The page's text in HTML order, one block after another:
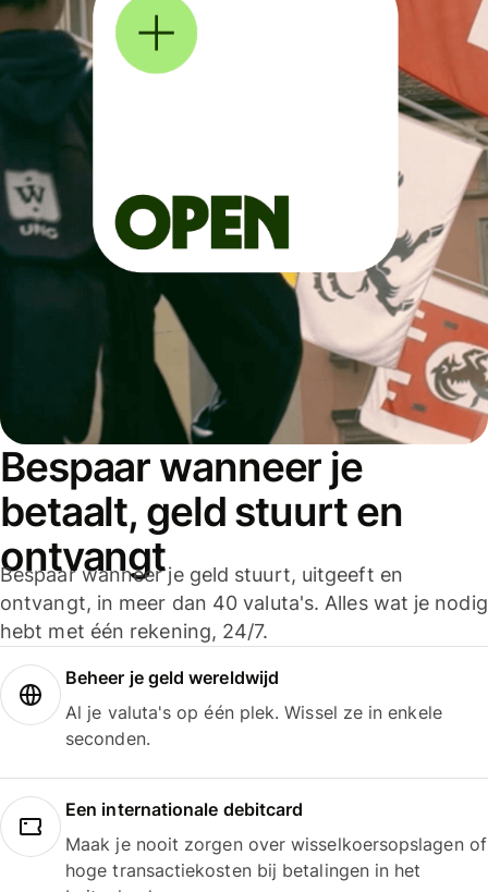
Bespaar wanneer je
betaalt, geld stuurt en
ontvangt
Bespaar wanneer je geld stuurt, uitgeeft en
ontvangt, in meer dan 40 valuta's. Alles wat je nodig
hebt met één rekening, 24/7.
Beheer je geld wereldwijd
Al je valuta's op één plek. Wissel ze in enkele
seconden.
Een internationale debitcard
Maak je nooit zorgen over wisselkoersopslagen of
hoge transactiekosten bij betalingen in het